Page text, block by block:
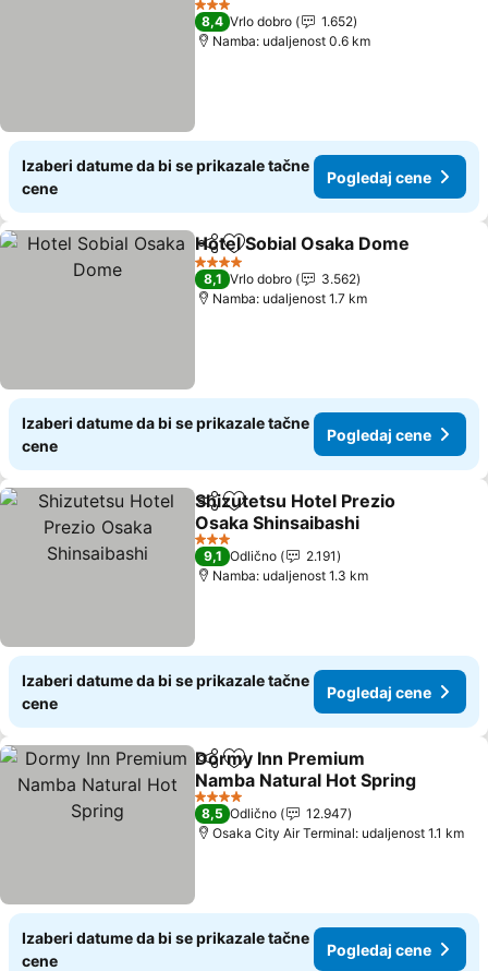
3 Zvezdice
8,4 Vrlo dobro
1.652
Namba: udaljenost 0.6 km
Izaberi datume da bi se prikazale tačne
cene
Pogledaj cene
Deli Dodati u favorite
Hotel Sobial Osaka Dome
4 Zvezdice
8,1 Vrlo dobro
3.562
Namba: udaljenost 1.7 km
Izaberi datume da bi se prikazale tačne
cene
Pogledaj cene
Deli Dodati u favorite
Shizutetsu Hotel Prezio
Osaka Shinsaibashi
Pogledaj cene
3 Zvezdice
9,1 Odlično
2.191
Namba: udaljenost 1.3 km
Izaberi datume da bi se prikazale tačne
cene
Pogledaj cene
Deli Dodati u favorite
Dormy Inn Premium
Namba Natural Hot Spring
Pogledaj cene
4 Zvezdice
8,5 Odlično
12.947
Osaka City Air Terminal: udaljenost 1.1 km
Izaberi datume da bi se prikazale tačne
cene
Pogledaj cene